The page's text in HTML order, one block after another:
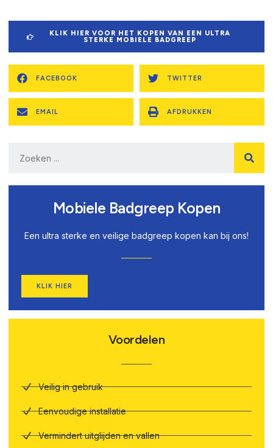
KLIK HIER VOOR HET KOPEN VAN EEN ULTRA
STERKE MOBIELE BADGREEP
FACEBOOK TWITTER
EMAIL AFDRUKKEN
Mobiele Badgreep Kopen
Een ultra sterke en veilige badgreep kopen kan bij ons!
KLIK HIER
Voordelen
Veilig in gebruik
Eenvoudige installatie
Vermindert uitglijden en vallen